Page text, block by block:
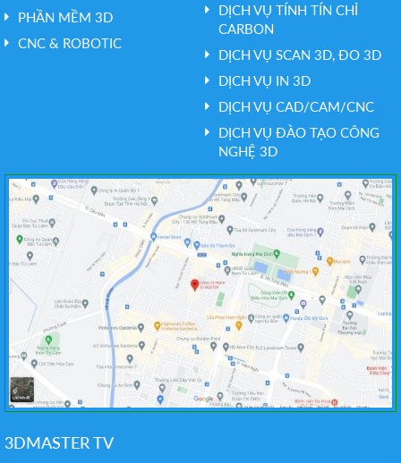
PHẦN MỀM 3D
CNC & ROBOTIC
DỊCH VỤ TÍNH TÍN CHỈ
CARBON
DỊCH VỤ SCAN 3D, ĐO 3D
DỊCH VỤ IN 3D
DỊCH VỤ CAD/CAM/CNC
DỊCH VỤ ĐÀO TẠO CÔNG
NGHỆ 3D
3DMASTER TV